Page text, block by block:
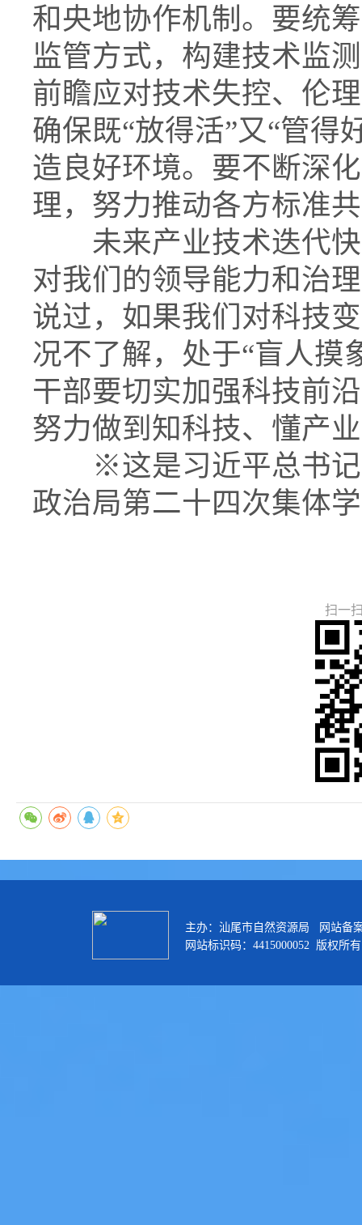
和央地协作机制。要统
监管方式，构建技术监
前瞻应对技术失控、伦
确保既“放得活”又“管得
造良好环境。要不断深
理，努力推动各方标准
未来产业技术迭代快
对我们的领导能力和治
说过，如果我们对科技
况不了解，处于“盲人摸
干部要切实加强科技前
努力做到知科技、懂产
※这是习近平总书记
政治局第二十四次集体
扫一
主办：汕尾市自然资源局 网站备
网站标识码：4415000052 版权所